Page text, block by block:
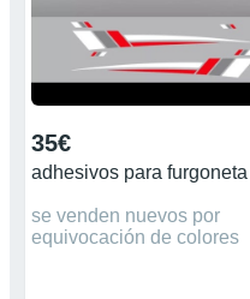
35€
adhesivos para furgoneta
se venden nuevos por
equivocación de colores